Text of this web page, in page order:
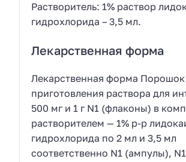
Растворитель: 1% раствор
гидрохлорида – 3,5 мл.
Лекарственная форма
Лекарственная форма Порошок
приготовления раствора для
500 мг и 1 г N1 (флаконы) в
растворителем — 1% р-р
гидрохлорида по 2 мл и 3,5 мл
соответственно N1 (ампулы), N1